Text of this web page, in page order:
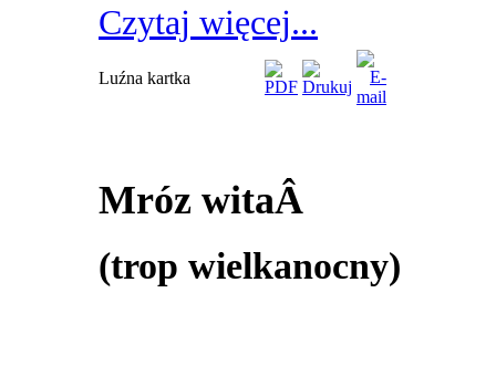
Czytaj więcej...
Luźna kartka
Mróz witaÂ
(trop wielkanocny)